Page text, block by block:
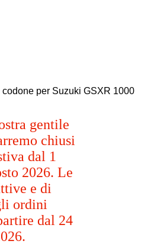
per Suzuki GSXR 1000
gentile
chiusi
dal 1
2026. Le
e di
ordini
dal 24